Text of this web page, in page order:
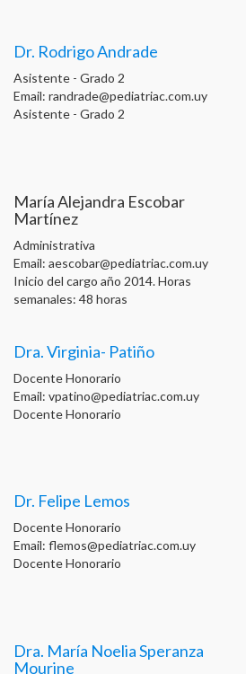
Dr. Rodrigo Andrade
Asistente - Grado 2
Email: randrade@pediatriac.com.uy
Asistente - Grado 2
María Alejandra Escobar
Martínez
Administrativa
Email: aescobar@pediatriac.com.uy
Inicio del cargo año 2014. Horas
semanales: 48 horas
Dra. Virginia- Patiño
Docente Honorario
Email: vpatino@pediatriac.com.uy
Docente Honorario
Dr. Felipe Lemos
Docente Honorario
Email: flemos@pediatriac.com.uy
Docente Honorario
Dra. María Noelia Speranza
Mourine